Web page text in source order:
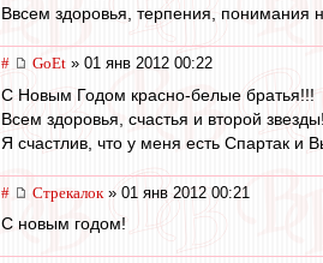
Ввсем здоровья, терпения, понимания
# GoEt » 01 янв 2012 00:22
С Новым Годом красно-белые братья!!!
Всем здоровья, счастья и второй
Я счастлив, что у меня есть Спартак и
# Стрекалок » 01 янв 2012 00:21
С новым годом!